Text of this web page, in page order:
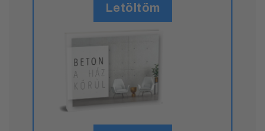
Letöltöm